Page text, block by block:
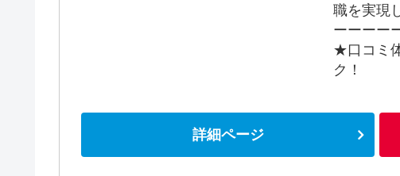
職を実現
ーーーー
★口コミ
ク！
詳細ページ